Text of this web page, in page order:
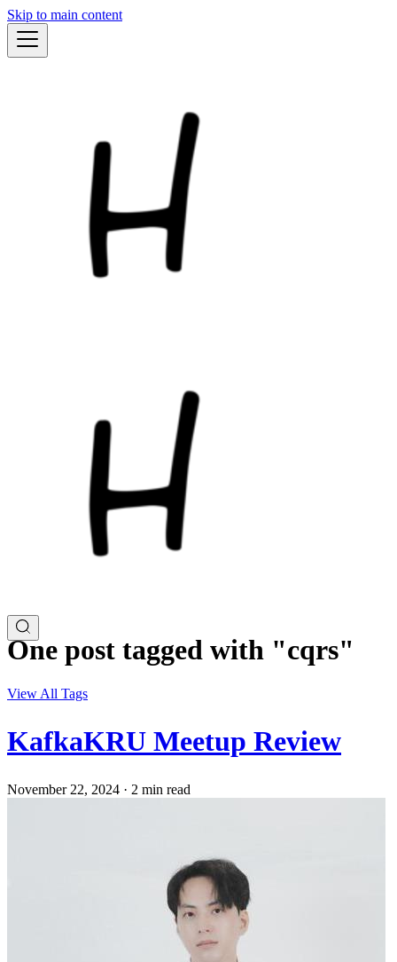
Skip to main content
One post tagged with "cqrs"
View All Tags
KafkaKRU Meetup Review
November 22, 2024 · 2 min read